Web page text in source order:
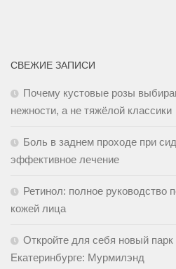
СВЕЖИЕ ЗАПИСИ
Почему кустовые розы
нежности, а не тяжёлой классики
Боль в заднем проходе при
эффективное лечение
Ретинол: полное руководство
кожей лица
Откройте для себя новый парк
Екатеринбурге: Мурмилэнд